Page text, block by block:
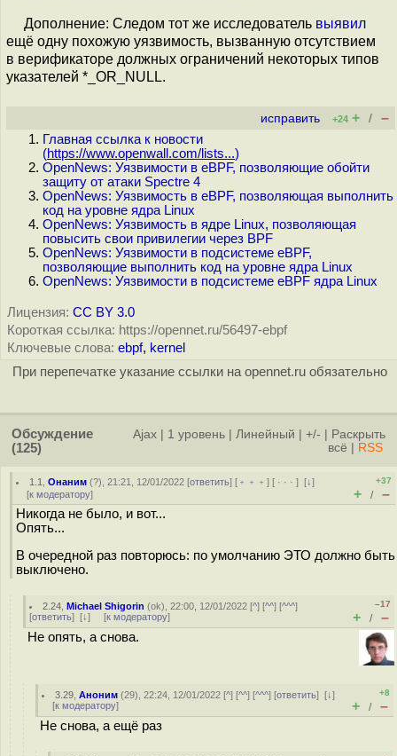
Дополнение: Следом тот же исследователь выявил
ещё одну похожую уязвимость, вызванную отсутствием
в верификаторе должных ограничений некоторых типов
указателей *_OR_NULL.
исправить +24 + / –
Главная ссылка к новости
(https://www.openwall.com/lists...)
OpenNews: Уязвимости в eBPF, позволяющие обойти
защиту от атаки Spectre 4
OpenNews: Уязвимость в eBPF, позволяющая выполнить
код на уровне ядра Linux
OpenNews: Уязвимость в ядре Linux, позволяющая
повысить свои привилегии через BPF
OpenNews: Уязвимости в подсистеме eBPF,
позволяющие выполнить код на уровне ядра Linux
OpenNews: Уязвимости в подсистеме eBPF ядра Linux
Лицензия: CC BY 3.0
Короткая ссылка: https://opennet.ru/56497-ebpf
Ключевые слова: ebpf, kernel
При перепечатке указание ссылки на opennet.ru обязательно
Обсуждение
(125)
Ajax 1 уровень Линейный +/-
Раскрыть
всё
RSS
1.1 ,Онаним (?), 21:21, 12/01/2022 [ответить] [ ﹢﹢﹢] [ · · ·][↓]
[к модератору]
+37
+ / –
Никогда не было, и вот...
Опять...
В очередной раз повторюсь: по умолчанию ЭТО должно быть
выключено.
2.24 ,Michael Shigorin (ok), 22:00, 12/01/2022 [^] [^^] [^^^]
[ответить] [↓] [к модератору]
–17
+ / –
Не опять, а снова.
3.29 ,Аноним (29), 22:24, 12/01/2022 [^] [^^] [^^^] [ответить][↓]
[к модератору]
+8
+ / –
Не снова, а ещё раз